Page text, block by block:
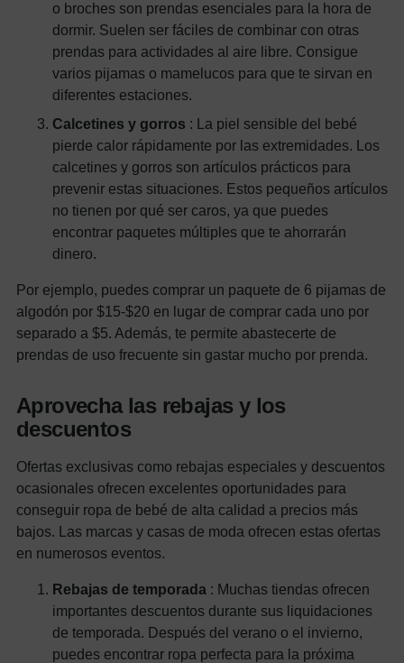
o broches son prendas esenciales para la hora de
dormir. Suelen ser fáciles de combinar con otras
prendas para actividades al aire libre. Consigue
varios pijamas o mamelucos para que te sirvan en
diferentes estaciones.
Calcetines y gorros : La piel sensible del bebé
pierde calor rápidamente por las extremidades. Los
calcetines y gorros son artículos prácticos para
prevenir estas situaciones. Estos pequeños artículos
no tienen por qué ser caros, ya que puedes
encontrar paquetes múltiples que te ahorrarán
dinero.
Por ejemplo, puedes comprar un paquete de 6 pijamas de
algodón por $15-$20 en lugar de comprar cada uno por
separado a $5. Además, te permite abastecerte de
prendas de uso frecuente sin gastar mucho por prenda.
Aprovecha las rebajas y los
descuentos
Ofertas exclusivas como rebajas especiales y descuentos
ocasionales ofrecen excelentes oportunidades para
conseguir ropa de bebé de alta calidad a precios más
bajos. Las marcas y casas de moda ofrecen estas ofertas
en numerosos eventos.
Rebajas de temporada : Muchas tiendas ofrecen
importantes descuentos durante sus liquidaciones
de temporada. Después del verano o el invierno,
puedes encontrar ropa perfecta para la próxima